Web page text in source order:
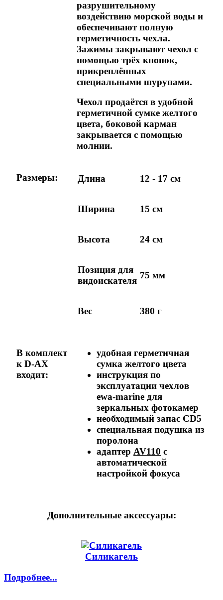
разрушительному
воздействию морской воды и
обеспечивают полную
герметичность чехла.
Зажимы закрывают чехол с
помощью трёх кнопок,
прикреплённых
специальными шурупами.
Чехол продаётся в удобной
герметичной сумке желтого
цвета, боковой карман
закрывается с помощью
молнии.
Размеры: Длина 12 - 17 см
Ширина 15 см
Высота 24 см
Позиция для
видоискателя
75 мм
Вес 380 г
В комплект
к D-AX
входит:
удобная герметичная
сумка желтого цвета
инструкция по
эксплуатации чехлов
ewa-marine для
зеркальных фотокамер
необходимый запас CD5
специальная подушка из
поролона
адаптер AV110 с
автоматической
настройкой фокуса
Дополнительные аксессуары:
Силикагель
Подробнее...